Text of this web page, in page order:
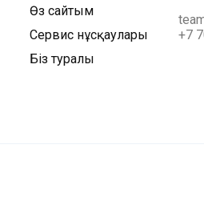
Өз сайтым
Сервис нұсқаулары
Біз туралы
+7